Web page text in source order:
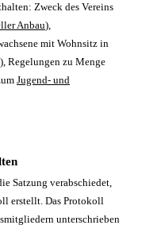
Zweck des Vereins
Anbau),
mit Wohnsitz in
Regelungen zu Menge
Jugend- und
Satzung verabschiedet,
erstellt. Das Protokoll
unterschrieben